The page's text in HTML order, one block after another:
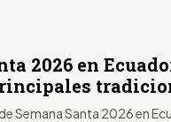
2026 en
Semana Santa 2026 en